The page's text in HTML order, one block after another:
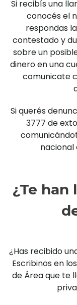
Si recibís una
conocés el
respondas
contestado y
sobre un
dinero en una
comunicate
Si querés
3777 de
nacional
¿Te han
¿Has recibido
Escribinos en
de Área que te